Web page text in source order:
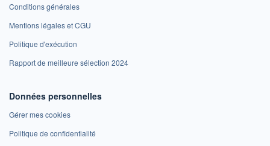
Conditions générales
Mentions légales et CGU
Politique d'exécution
Rapport de meilleure sélection 2024
Données personnelles
Gérer mes cookies
Politique de confidentialité